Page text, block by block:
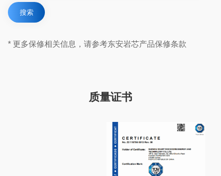
搜索
* 更多保修相关信息，请参考东安岩芯产品保修条款
质量证书